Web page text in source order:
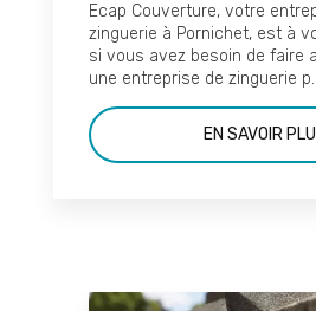
Ecap Couverture, votre
zinguerie à Pornichet, est à
si vous avez besoin de faire
une entreprise de zinguerie
EN SAVOIR